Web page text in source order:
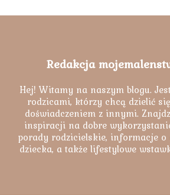
Redakcja
Hej! Witamy na naszym blogu.
rodzicami, którzy chcą dzielić
doświadczeniem z innymi.
inspiracji na dobre
porady rodzicielskie, informacje
dziecka, a także lifestylowe